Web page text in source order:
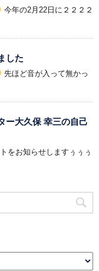
今年の2月22日に２２２２
した
先ほど音が入って無かっ
ー大久保 幸三の自己
をお知らせしますぅぅぅ